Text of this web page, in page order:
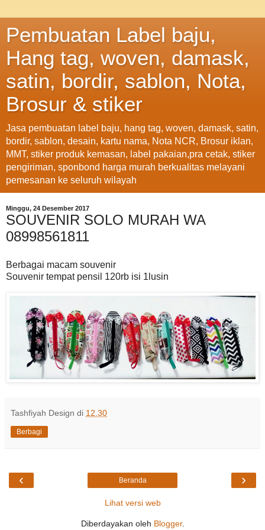
Pembuatan Label baju,
Hang tag, woven, damask,
satin, bordir, sablon, Nota,
Brosur & stiker
Jasa pembuatan label baju, hang tag, woven, damask, satin,
bordir, sablon, desain, kartu nama, Nota NCR, Brosur iklan,
MMT, stiker produk kemasan, label pakaian,pra cetak, stiker
pengiriman, sponbond harga murah berkualitas melayani
pemesanan ke seluruh wilayah
Minggu, 24 Desember 2017
SOUVENIR SOLO MURAH WA
08998561811
Berbagai macam souvenir
Souvenir tempat pensil 120rb isi 1lusin
Tashfiyah Design di 12.30
Berbagi
‹ ›
Beranda
Lihat versi web
Diberdayakan oleh Blogger.